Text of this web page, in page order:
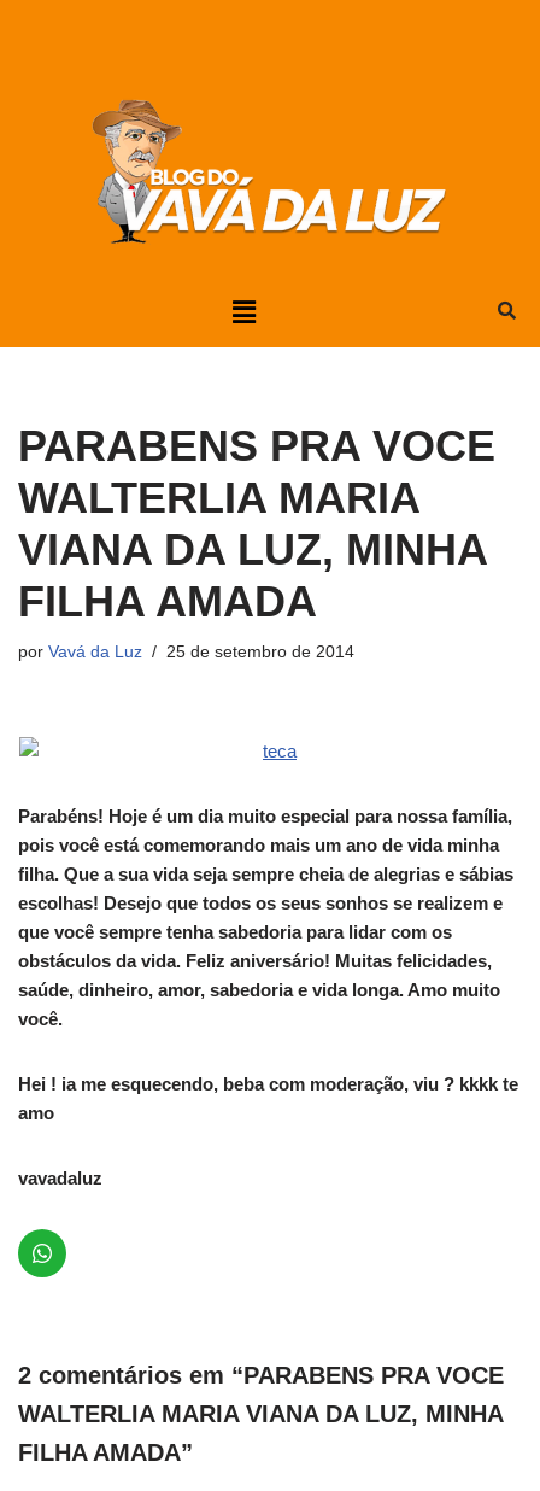
PARABENS PRA VOCE
WALTERLIA MARIA
VIANA DA LUZ, MINHA
FILHA AMADA
por Vavá da Luz 25 de setembro de 2014
Parabéns! Hoje é um dia muito especial para nossa família,
pois você está comemorando mais um ano de vida minha
filha. Que a sua vida seja sempre cheia de alegrias e sábias
escolhas! Desejo que todos os seus sonhos se realizem e
que você sempre tenha sabedoria para lidar com os
obstáculos da vida. Feliz aniversário! Muitas felicidades,
saúde, dinheiro, amor, sabedoria e vida longa. Amo muito
você.
Hei ! ia me esquecendo, beba com moderação, viu ? kkkk te
amo
vavadaluz
2 comentários em “PARABENS PRA VOCE
WALTERLIA MARIA VIANA DA LUZ, MINHA
FILHA AMADA”